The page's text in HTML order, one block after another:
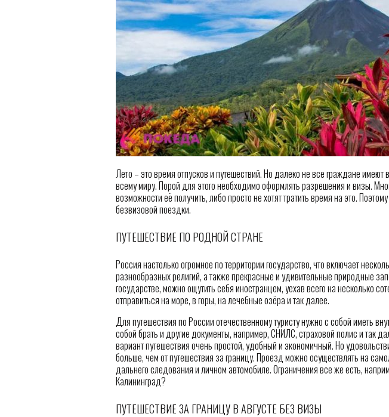
Лето – это время отпусков и путешествий. Но далеко не все граждане имеют
всему миру. Порой для этого необходимо оформлять разрешения и визы.
возможности её получить, либо просто не хотят тратить время на это.
безвизовой поездки.
ПУТЕШЕСТВИЕ ПО РОДНОЙ СТРАНЕ
Россия настолько огромное по территории государство, что включает
разнообразных религий, а также прекрасные и удивительные природные
государстве, можно ощутить себя иностранцем, уехав всего на несколько
отправиться на море, в горы, на лечебные озёра и так далее.
Для путешествия по России отечественному туристу нужно с собой иметь
собой брать и другие документы, например, СНИЛС, страховой полис и так
вариант путешествия очень простой, удобный и экономичный. Но
больше, чем от путешествия за границу. Проезд можно осуществлять на
дальнего следования и личном автомобиле. Ограничения все же есть,
Калининград?
ПУТЕШЕСТВИЕ ЗА ГРАНИЦУ В АВГУСТЕ БЕЗ ВИЗЫ